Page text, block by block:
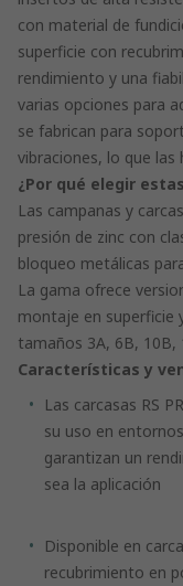
con material de
superficie con
rendimiento y una
varias opciones para
se fabrican para
vibraciones, lo que las
¿Por qué elegir
Las campanas y
presión de zinc con
bloqueo metálicas
La gama ofrece
montaje en superficie
tamaños 3A, 6B, 10B,
Características y
Las carcasas RS
su uso en
garantizan un
sea la aplicación
Disponible en
recubrimiento en